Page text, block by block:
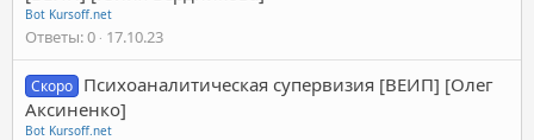
Bot Kursoff.net
Ответы 0 17.10.23
Скоро Психоаналитическая супервизия [ВЕИП] [Олег
Аксиненко]
Bot Kursoff.net